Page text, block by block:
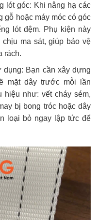
lót góc: Khi nâng hạ các
gỗ hoặc máy móc có góc
lót đệm. Phụ kiện này
ma sát, giúp bảo vệ
rách.
Bạn cần xây dựng
mặt dây trước mỗi lần
hiệu như: vết cháy sém,
bị bong tróc hoặc dây
loại bỏ ngay lập tức để